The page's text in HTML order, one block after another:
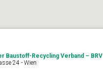
Baustoff-Recycling Verband – BRV
24 - Wien